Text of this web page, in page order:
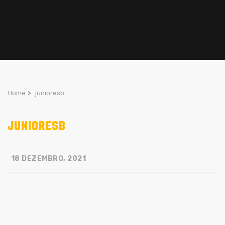
Home > junioresb
JUNIORESB
18 DEZEMBRO, 2021